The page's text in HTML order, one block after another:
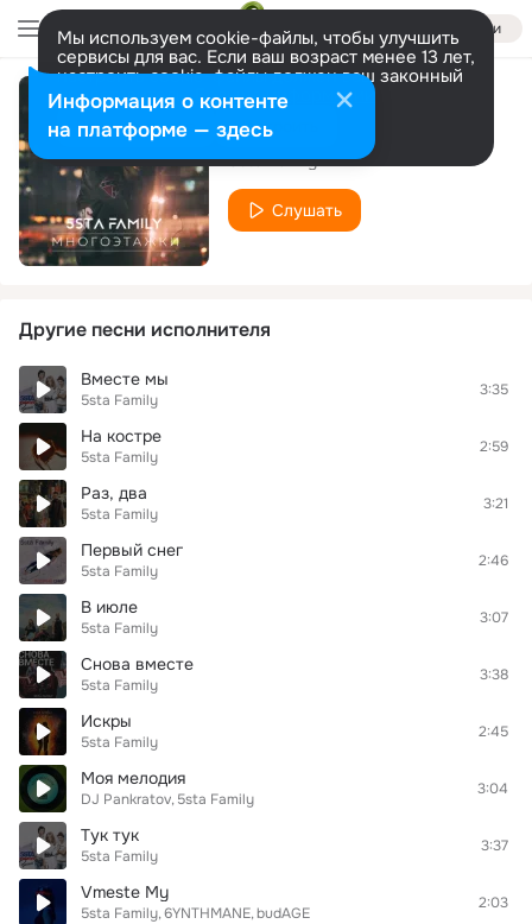
Войти
Мы используем cookie-файлы, чтобы улучшить
сервисы для вас. Если ваш возраст менее 13 лет,
настроить cookie-файлы должен ваш законный
представитель. Больше информации
Разрешить все Настроить
Многоэтажки
5sta Family
Слушать
Другие песни исполнителя
Вместе мы
5sta Family
3:35
На костре
5sta Family
2:59
Раз, два
5sta Family
3:21
Первый снег
5sta Family
2:46
В июле
5sta Family
3:07
Снова вместе
5sta Family
3:38
Искры
5sta Family
2:45
Моя мелодия
DJ Pankratov 5sta Family
3:04
Тук тук
5sta Family
3:37
Vmeste My
5sta Family 6YNTHMANE budAGE
2:03
Информация о контенте
на платформе — здесь